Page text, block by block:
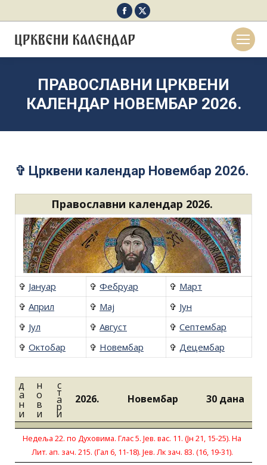
Facebook
opens
in
window
X
in
window
ПРАВОСЛАВНИ ЦРКВЕНИ
КАЛЕНДАР НОВЕМБАР 2026.
✞ Црквени календар Новембар 2026.
Православни календар 2026.
✞ Jануар ✞ Фебруар ✞ Март
✞ Април ✞ Маj ✞ Jун
✞ Jул ✞ Август ✞ Септембар
✞ Октобар ✞ Новембар ✞ Децембар
д
а
н
и
н
о
в
и
с
т
а
р
и
2026. Новембар 30 дана
Недеља 22. по Духовима. Глас 5. Јев. вас. 11. (Јн 21, 15-25). На
Лит. ап. зач. 215. (Гал 6, 11-18). Јев. Лк зач. 83. (16, 19-31).